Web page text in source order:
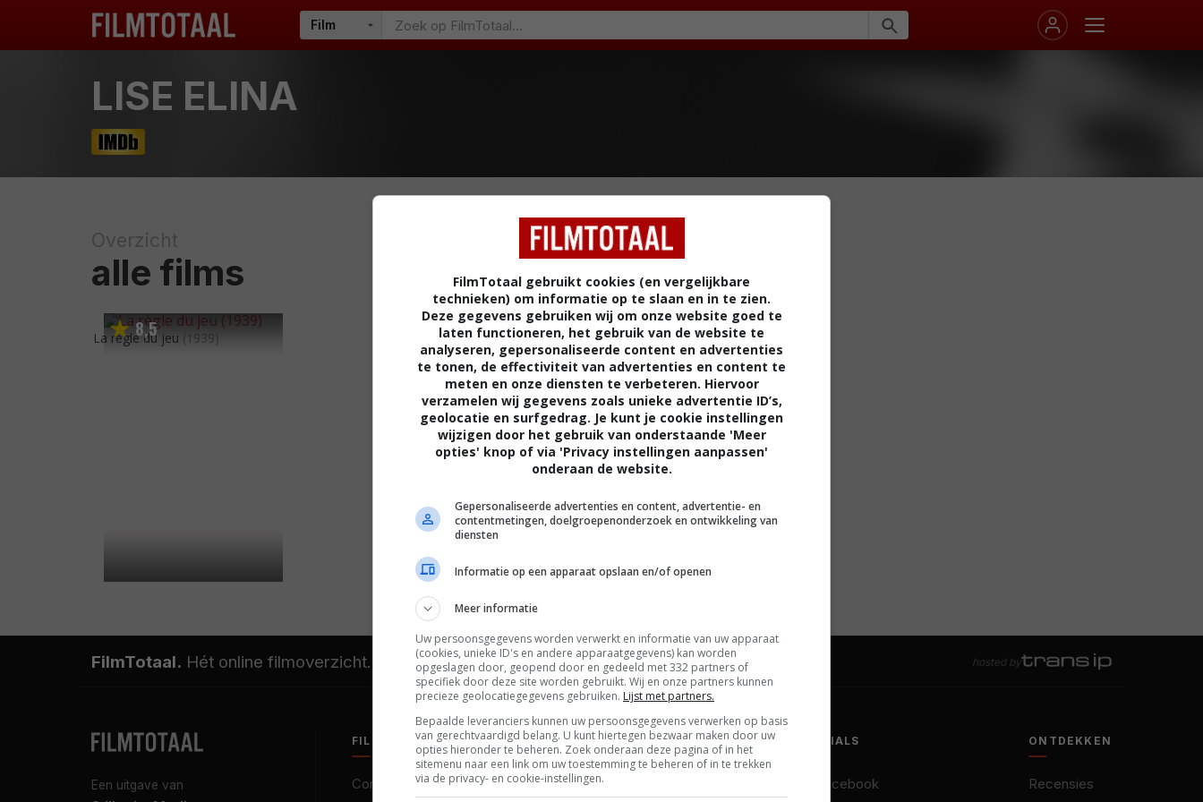
LISE ELINA
Overzicht
alle films
8,5
La règle du jeu (1939)
FilmTotaal. Hét online filmoverzicht. hosted by
Een uitgave van
FILMTOTAAL
Contact
BELEID
Privacy
SOCIALS
Facebook
ONTDEKKEN
Recensies
FilmTotaal gebruikt cookies (en vergelijkbare
technieken) om informatie op te slaan en in te zien.
Deze gegevens gebruiken wij om onze website goed te
laten functioneren, het gebruik van de website te
analyseren, gepersonaliseerde content en advertenties
te tonen, de effectiviteit van advertenties en content te
meten en onze diensten te verbeteren. Hiervoor
verzamelen wij gegevens zoals unieke advertentie ID’s,
geolocatie en surfgedrag. Je kunt je cookie instellingen
wijzigen door het gebruik van onderstaande 'Meer
opties' knop of via 'Privacy instellingen aanpassen'
onderaan de website.
Gepersonaliseerde advertenties en content, advertentie- en
contentmetingen, doelgroepenonderzoek en ontwikkeling van
diensten
Informatie op een apparaat opslaan en/of openen
Meer informatie
Uw persoonsgegevens worden verwerkt en informatie van uw apparaat
(cookies, unieke ID's en andere apparaatgegevens) kan worden
opgeslagen door, geopend door en gedeeld met 332 partners of
specifiek door deze site worden gebruikt. Wij en onze partners kunnen
precieze geolocatiegegevens gebruiken. Lijst met partners.
Bepaalde leveranciers kunnen uw persoonsgegevens verwerken op basis
van gerechtvaardigd belang. U kunt hiertegen bezwaar maken door uw
opties hieronder te beheren. Zoek onderaan deze pagina of in het
sitemenu naar een link om uw toestemming te beheren of in te trekken
via de privacy- en cookie-instellingen.